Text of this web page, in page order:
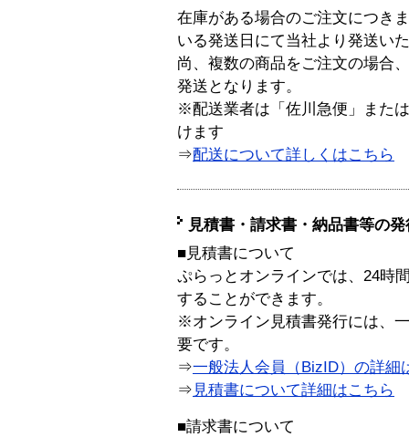
在庫がある場合のご注文につき
いる発送日にて当社より発送い
尚、複数の商品をご注文の場合
発送となります。
※配送業者は「佐川急便」また
けます
⇒配送について詳しくはこちら
見積書・請求書・納品書等の
■見積書について
ぷらっとオンラインでは、24時
することができます。
※オンライン見積書発行には、
要です。
⇒一般法人会員（BizID）の詳細
⇒ 見積書について詳細はこちら
■請求書について